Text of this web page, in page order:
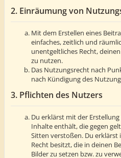
2. Einräumung von
Mit dem Erstellen eines
einfaches, zeitlich und
unentgeltliches Recht,
zu nutzen.
Das Nutzungsrecht nach
nach Kündigung des
3. Pflichten des Nutzers
Du erklärst mit der
Inhalte enthält, die gegen
Sitten verstoßen. Du erklärst
Recht besitzt, die in deinen
Bilder zu setzen bzw. zu